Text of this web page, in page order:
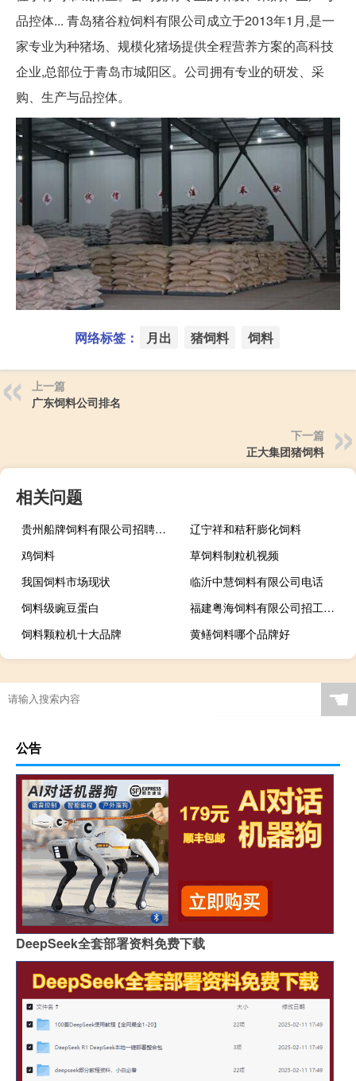
品控体... 青岛猪谷粒饲料有限公司成立于2013年1月,是一
家专业为种猪场、规模化猪场提供全程营养方案的高科技
企业,总部位于青岛市城阳区。公司拥有专业的研发、采
购、生产与品控体。
网络标签： 月出 猪饲料 饲料
上一篇
广东饲料公司排名
下一篇
正大集团猪饲料
相关问题
贵州船牌饲料有限公司招聘信息
辽宁祥和秸秆膨化饲料
鸡饲料
草饲料制粒机视频
我国饲料市场现状
临沂中慧饲料有限公司电话
饲料级豌豆蛋白
福建粤海饲料有限公司招工信息
饲料颗粒机十大品牌
黄鳝饲料哪个品牌好
☚
公告
DeepSeek全套部署资料免费下载